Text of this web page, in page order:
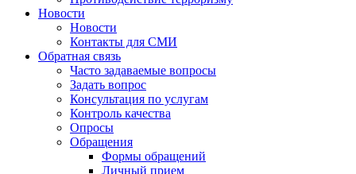
Новости
Новости
Контакты для СМИ
Обратная связь
Часто задаваемые вопросы
Задать вопрос
Консультация по услугам
Контроль качества
Опросы
Обращения
Формы обращений
Личный прием